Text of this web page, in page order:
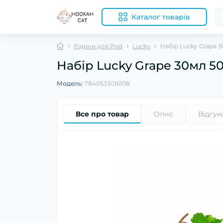
Каталог товарів
Рідини для Pod Lucky Набір Lucky Grape
Набір Lucky Grape 30мл
Модель: 7840533016108
Все про товар Опис